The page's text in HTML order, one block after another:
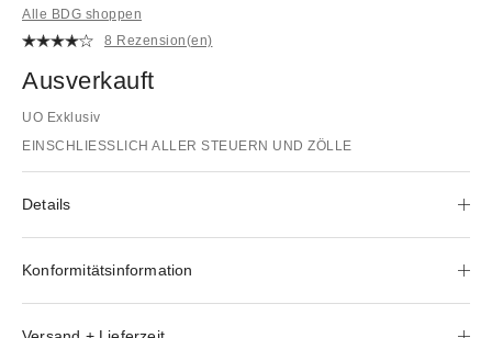
Alle BDG shoppen
8 Rezension(en)
Ausverkauft
UO Exklusiv
EINSCHLIESSLICH ALLER STEUERN UND ZÖLLE
Details
Konformitätsinformation